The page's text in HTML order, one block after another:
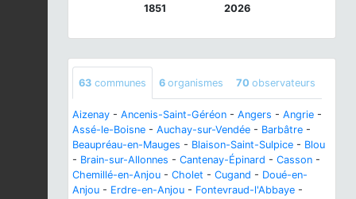
1851 2026
63 communes 6 organismes 70 observateurs
Aizenay - Ancenis-Saint-Géréon - Angers - Angrie -
Assé-le-Boisne - Auchay-sur-Vendée - Barbâtre -
Beaupréau-en-Mauges - Blaison-Saint-Sulpice - Blou
- Brain-sur-Allonnes - Cantenay-Épinard - Casson -
Chemillé-en-Anjou - Cholet - Cugand - Doué-en-
Anjou - Erdre-en-Anjou - Fontevraud-l'Abbaye -